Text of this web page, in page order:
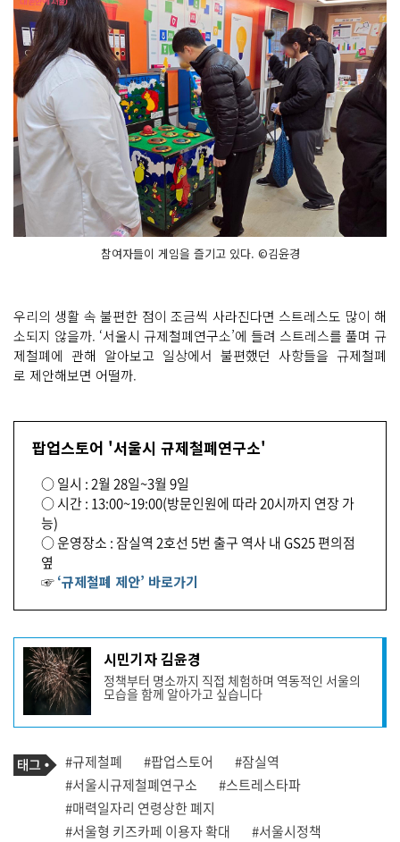
참여자들이 게임을 즐기고 있다. ©김윤경
우리의 생활 속 불편한 점이 조금씩 사라진다면 스트레스도 많이 해
소되지 않을까. ‘서울시 규제철폐연구소’에 들려 스트레스를 풀며 규
제철폐에 관해 알아보고 일상에서 불편했던 사항들을 규제철폐
로 제안해보면 어떨까.
팝업스토어 '서울시 규제철폐연구소'
○ 일시 : 2월 28일~3월 9일
○ 시간 : 13:00~19:00(방문인원에 따라 20시까지 연장 가
능)
○ 운영장소 : 잠실역 2호선 5번 출구 역사 내 GS25 편의점
옆
☞‘규제철폐 제안’ 바로가기
기
사
작
성
자
프
필
시민기자 김윤경
정책부터 명소까지 직접 체험하며 역동적인 서울의
모습을 함께 알아가고 싶습니다
기
사
관
련
태
그
태
그
#규제철폐 #팝업스토어
#잠실역
#서울시규제철폐연구소
#스트레스타파
#매력일자리 연령상한 폐지
#서울형 키즈카페 이용자 확대
#서울시정책